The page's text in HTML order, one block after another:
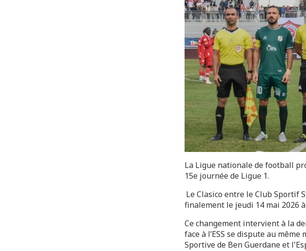
La Ligue nationale de football
15e journée de Ligue 1.
Le Clasico entre le Club Sportif
finalement le jeudi 14 mai 2026
Ce changement intervient à la
face à l’ESS se dispute au
Sportive de Ben Guerdane et